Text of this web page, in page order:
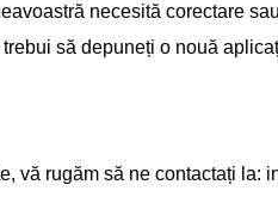
necesită corectare
să depuneți o nouă
vă rugăm să ne contactați la: